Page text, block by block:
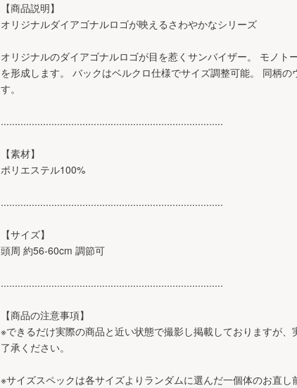
【商品説明】
オリジナルダイアゴナルロゴが映えるさわやかなシリーズ
オリジナルのダイアゴナルロゴが目を惹くサンバイザー。 モノ
を形成します。 バックはベルクロ仕様でサイズ調整可能。 同柄
す。
...............................................................................
【素材】
ポリエステル100%
...............................................................................
【サイズ】
頭周 約56-60cm 調節可
...............................................................................
【商品の注意事項】
※できるだけ実際の商品と近い状態で撮影し掲載しておりますが
了承ください。
※サイズスペックは各サイズよりランダムに選んだ一個体のお直